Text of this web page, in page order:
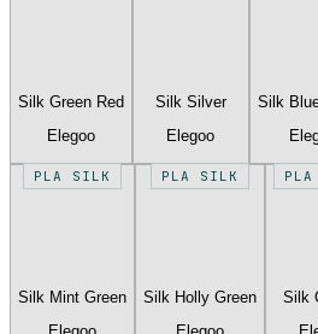
Silk Green Red
Elegoo
Silk Silver
Elegoo
Silk
PLA SILK
Silk Mint Green
PLA SILK
Silk Holly Green
Silk